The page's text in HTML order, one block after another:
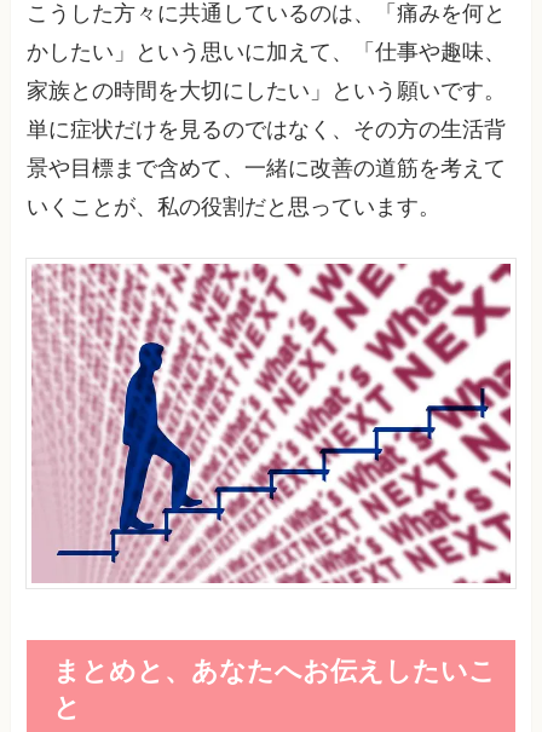
こうした方々に共通しているのは、「痛みを何と
かしたい」という思いに加えて、「仕事や趣味、
家族との時間を大切にしたい」という願いです。
単に症状だけを見るのではなく、その方の生活背
景や目標まで含めて、一緒に改善の道筋を考えて
いくことが、私の役割だと思っています。
まとめと、あなたへお伝えしたいこ
と